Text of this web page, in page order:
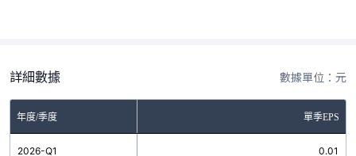
詳細數據 數據單位：元
年度/季度 單季EPS
2026-Q1 0.01